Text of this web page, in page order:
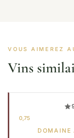
VOUS AIMEREZ
Vins
0,75
DOMAINE